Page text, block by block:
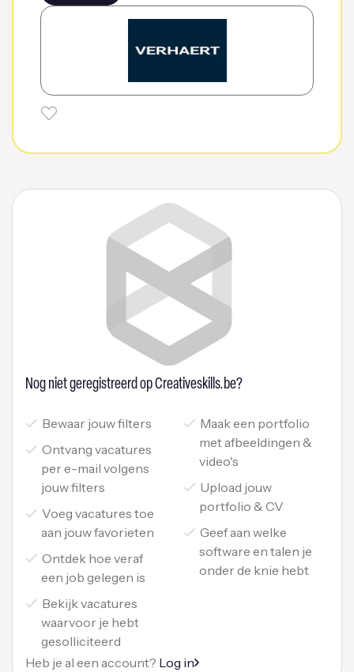
Nog niet geregistreerd op Creativeskills.be?
Bewaar jouw filters
Ontvang vacatures
per e-mail volgens
jouw filters
Voeg vacatures toe
aan jouw favorieten
Ontdek hoe veraf
een job gelegen is
Bekijk vacatures
waarvoor je hebt
gesolliciteerd
Maak een portfolio
met afbeeldingen &
video's
Upload jouw
portfolio & CV
Geef aan welke
software en talen je
onder de knie hebt
Heb je al een account? Log in